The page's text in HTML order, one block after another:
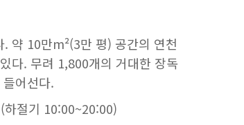
약 10만m²(3만 평) 공간의 연천
다. 무려 1,800개의 거대한 장독
어선다.
절기 10:00~20:00)